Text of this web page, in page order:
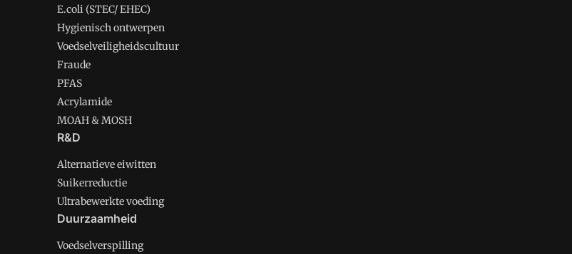
E.coli (STEC/ EHEC)
Hygienisch ontwerpen
Voedselveiligheidscultuur
Fraude
PFAS
Acrylamide
MOAH & MOSH
R&D
Alternatieve eiwitten
Suikerreductie
Ultrabewerkte voeding
Duurzaamheid
Voedselverspilling